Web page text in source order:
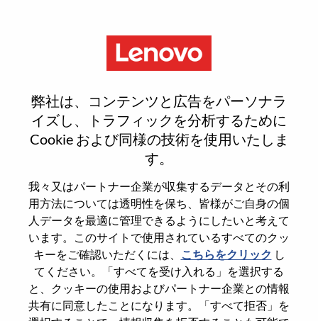
弊社は、コンテンツと広告をパーソナラ
イズし、トラフィックを分析するために
Cookie および同様の技術を使用いたしま
す。
我々又はパートナー企業が収集するデータとその利
用方法については透明性を保ち、皆様がご自身の個
人データを最適に管理できるようにしたいと考えて
います。このサイトで使用されているすべてのクッ
キーをご確認いただくには、
こちらをクリック し
てください。「すべてを受け入れる」を選択する
と、クッキーの使用およびパートナー企業との情報
共有に同意したことになります。「すべて拒否」を
Reset password
本当にパスワードをリセットします
Enter the email address associated with your
account, then click "Continue".
パスワードをリセットするためにリンクを
emailに送ります